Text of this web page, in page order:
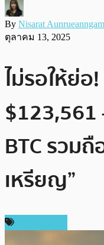
By Nisarat Aunrueanngam
ตุลาคม 13, 2025
ไม่รอให้ย่
BTC รวม
เหรียญ”